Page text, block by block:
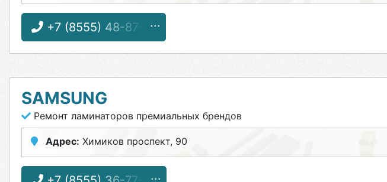
+7 (8555) 48-87-17
SAMSUNG
Ремонт ламинаторов премиальных брендов
Адрес: Химиков проспект, 90